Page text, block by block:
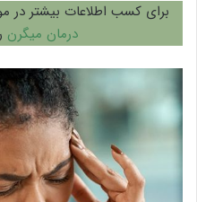
برای کسب اطلاعات بیشتر در
درمان میگرن